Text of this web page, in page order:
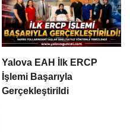
Yalova EAH İlk ERCP
İşlemi Başarıyla
Gerçekleştirildi